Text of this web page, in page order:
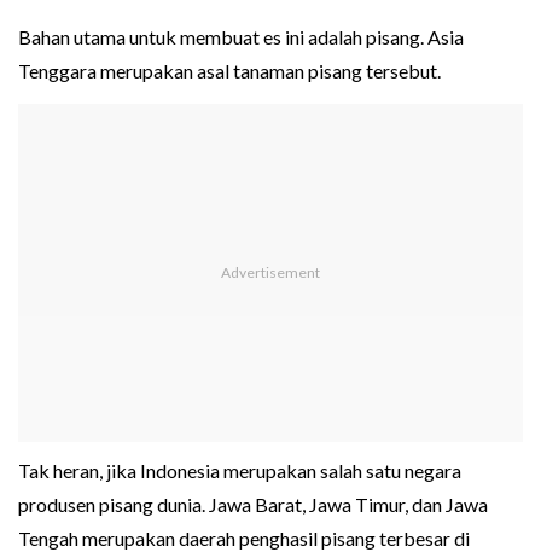
Bahan utama untuk membuat es ini adalah pisang. Asia
Tenggara merupakan asal tanaman pisang tersebut.
Tak heran, jika Indonesia merupakan salah satu negara
produsen pisang dunia. Jawa Barat, Jawa Timur, dan Jawa
Tengah merupakan daerah penghasil pisang terbesar di